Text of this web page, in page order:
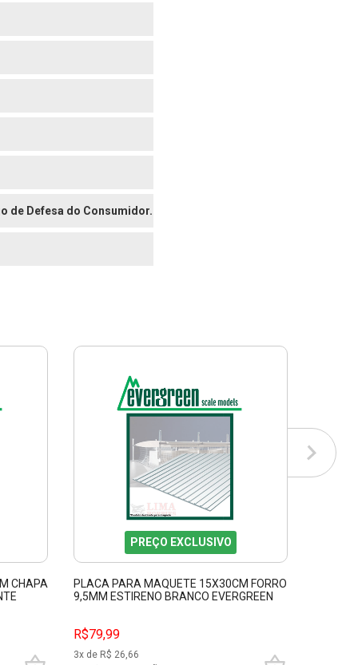
de Defesa do Consumidor.
CHAPA
PREÇO EXCLUSIVO
PLACA PARA MAQUETE 15X30CM FORRO
9,5MM ESTIRENO BRANCO EVERGREEN
R$79,99
3x de R$ 26,66